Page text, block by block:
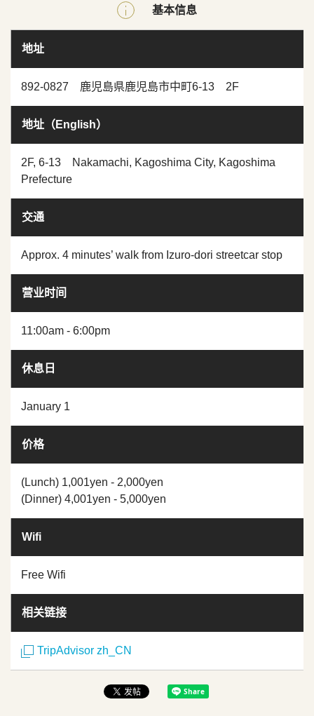
基本信息
地址
892-0827 鹿児島県鹿児島市中町6-13 2F
地址（English）
2F, 6-13 Nakamachi, Kagoshima City, Kagoshima
Prefecture
交通
Approx. 4 minutes’ walk from Izuro-dori streetcar stop
营业时间
11:00am - 6:00pm
休息日
January 1
价格
(Lunch) 1,001yen - 2,000yen
(Dinner) 4,001yen - 5,000yen
Wifi
Free Wifi
相关链接
TripAdvisor zh_CN